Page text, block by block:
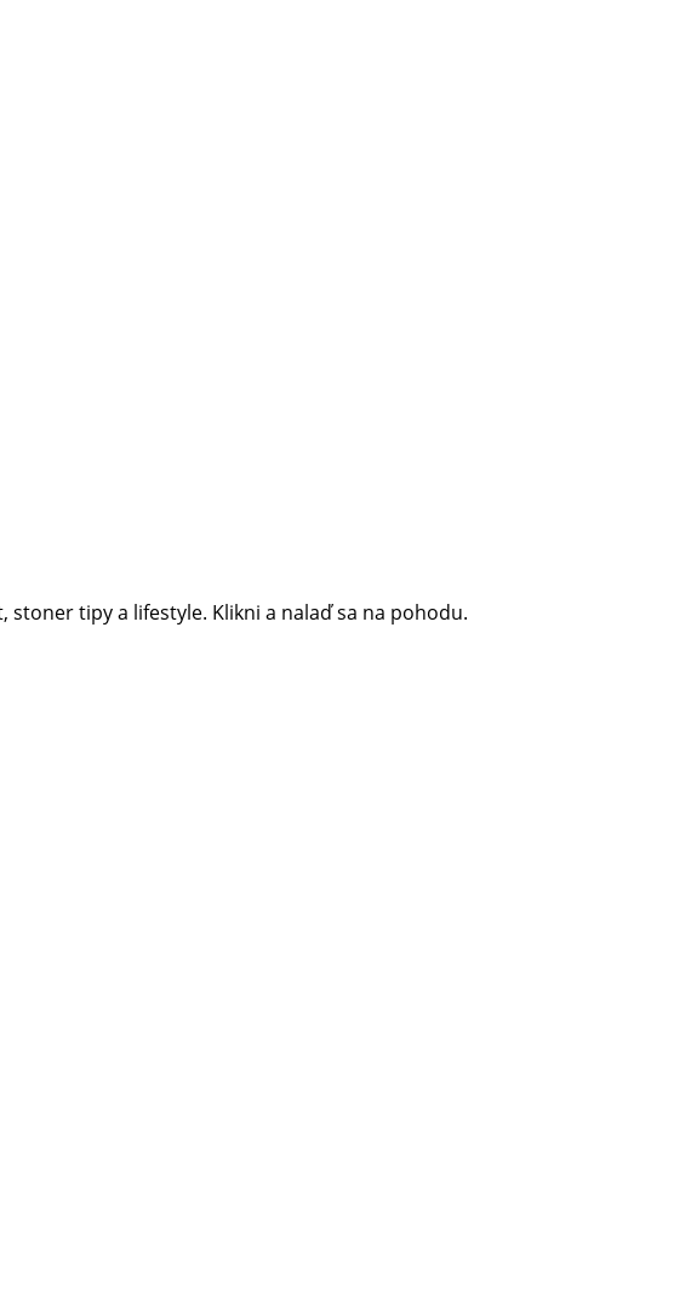
tipy a lifestyle. Klikni a nalaď sa na pohodu.